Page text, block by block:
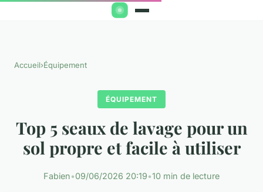
Accueil›Équipement
ÉQUIPEMENT
Top 5 seaux de lavage pour un
sol propre et facile à utiliser
Fabien•09/06/2026 20:19•10 min de lecture